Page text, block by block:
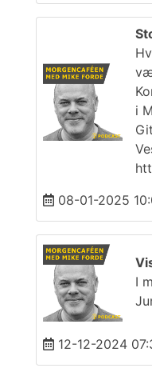
i
08-01-2025
I
12-12-2024